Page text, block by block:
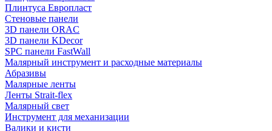
Плинтуса Европласт
Стеновые панели
3D панели ORAC
3D панели KDecor
SPC панели FastWall
Малярный инструмент и расходные материалы
Абразивы
Малярные ленты
Ленты Strait-flex
Малярный свет
Инструмент для механизации
Валики и кисти